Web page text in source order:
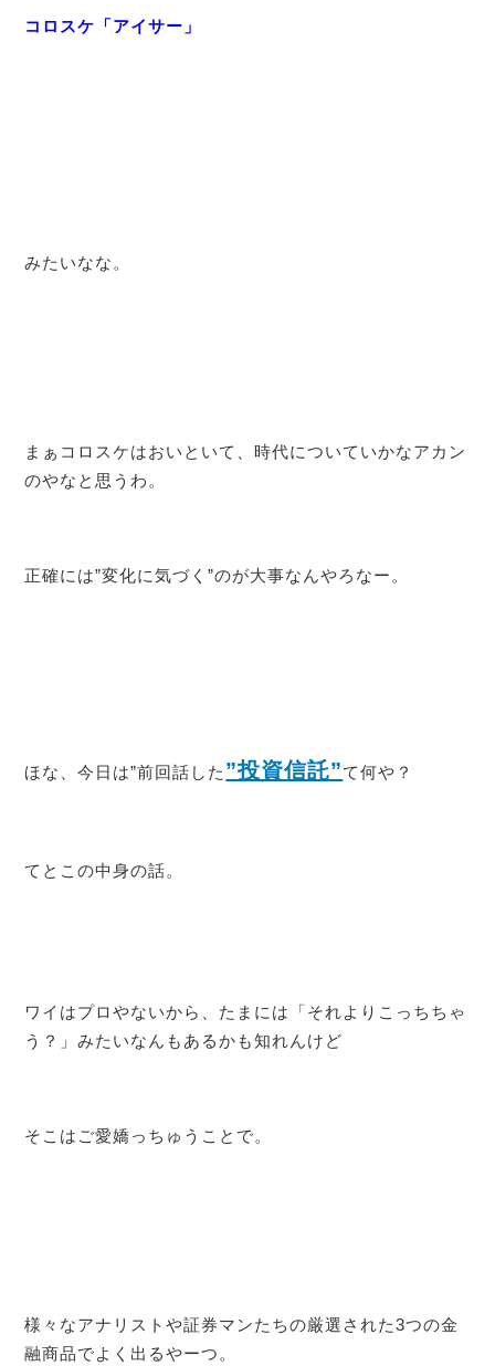
コロスケ「アイサー」
みたいなな。
まぁコロスケはおいといて、時代についていかなアカン
のやなと思うわ。
正確には”変化に気づく”のが大事なんやろなー。
ほな、今日は”前回話した ”投資信託”て何や？
てとこの中身の話。
ワイはプロやないから、たまには「それよりこっちちゃ
う？」みたいなんもあるかも知れんけど
そこはご愛嬌っちゅうことで。
様々なアナリストや証券マンたちの厳選された3つの金
融商品でよく出るやーつ。